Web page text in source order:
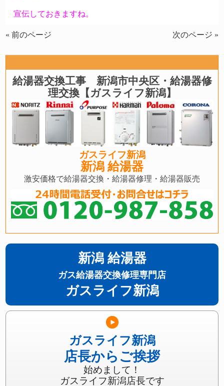
宣伝しておきますね。
« 前のページ 次のページ »
給湯器交換工事 新潟市中央区・給湯器修
理交換【ガスライフ新潟】
ガスライフ新潟
新潟 給湯器
激安価格で給湯器交換・給湯器修理・給湯器販売
新潟 給湯器
ガス給湯器交換修理専門店
ガスライフ新潟
ガスライフ新潟
店長からご挨拶
始めまして！
ガスライフ新潟店長です